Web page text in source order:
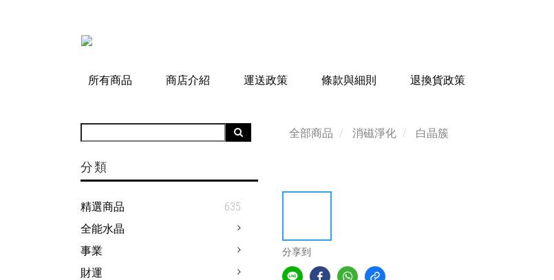
所有商品 商店介紹 運送政策 條款與細則 退換貨政策
分類
精選商品
635
全能水晶
事業
財運
全部商品 消磁淨化 白晶簇
分享到